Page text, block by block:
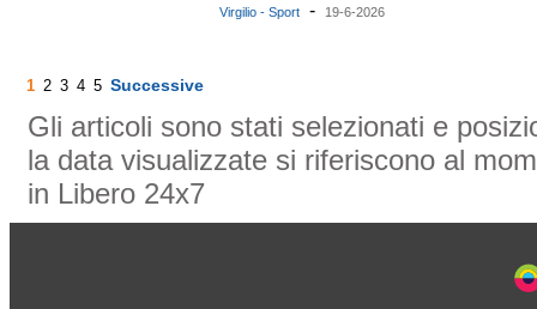
Virgilio - Sport - 19-6-2026
1 2 3 4 5 Successive
Gli articoli sono stati selezionati e
la data visualizzate si riferiscono al
in Libero 24x7